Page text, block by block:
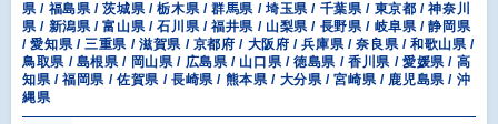
県 / 福島県 / 茨城県 / 栃木県 / 群馬県 / 埼玉県 / 千葉県 / 東京都 / 神奈川
県 / 新潟県 / 富山県 / 石川県 / 福井県 / 山梨県 / 長野県 / 岐阜県 / 静岡県
/ 愛知県 / 三重県 / 滋賀県 / 京都府 / 大阪府 / 兵庫県 / 奈良県 / 和歌山県 /
鳥取県 / 島根県 / 岡山県 / 広島県 / 山口県 / 徳島県 / 香川県 / 愛媛県 / 高
知県 / 福岡県 / 佐賀県 / 長崎県 / 熊本県 / 大分県 / 宮崎県 / 鹿児島県 / 沖
縄県